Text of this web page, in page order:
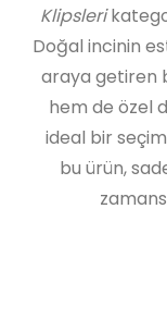
Klipsleri
Doğal incinin
araya getiren
hem de özel
ideal bir
bu ürün,